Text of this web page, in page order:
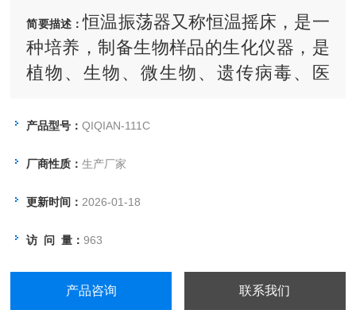
简要描述：恒温振荡器又称恒温摇床，是一
种培养，制备生物样品的生化仪器，是
植物、生物、微生物、遗传病毒、医
密培养制备*的实验室设备。
产品型号：QIQIAN-111C
厂商性质：生产厂家
更新时间： 2026-01-18
访 问 量：963
产品咨询 联系我们